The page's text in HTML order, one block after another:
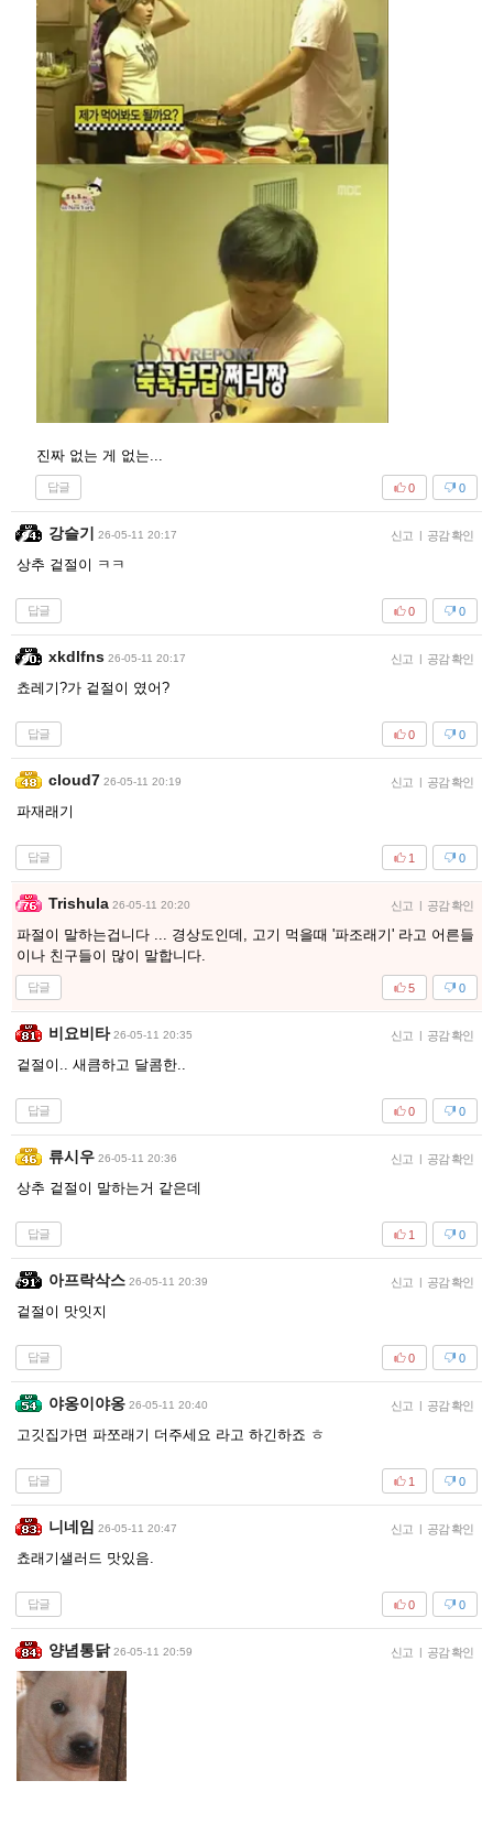
진짜 없는 게 없는...
답글 0
0
강슬기 26-05-11 20:17 신고 | 공감 확인
상추 겉절이 ㅋㅋ
답글 0
0
xkdlfns 26-05-11 20:17 신고 | 공감 확인
쵸레기?가 겉절이 였어?
답글 0
0
cloud7 26-05-11 20:19 신고 | 공감 확인
파재래기
답글 0
1
Trishula 26-05-11 20:20 신고 | 공감 확인
파절이 말하는겁니다 ... 경상도인데, 고기 먹을때 '파조래기' 라고 어른들
이나 친구들이 많이 말합니다.
답글 0
5
비요비타 26-05-11 20:35 신고 | 공감 확인
겉절이.. 새큼하고 달콤한..
답글 0
0
류시우 26-05-11 20:36 신고 | 공감 확인
상추 겉절이 말하는거 같은데
답글 0
1
아프락삭스 26-05-11 20:39 신고 | 공감 확인
겉절이 맛잇지
답글 0
0
야옹이야옹 26-05-11 20:40 신고 | 공감 확인
고깃집가면 파쪼래기 더주세요 라고 하긴하죠 ㅎ
답글 0
1
니네임 26-05-11 20:47 신고 | 공감 확인
쵸래기샐러드 맛있음.
답글 0
0
양념통닭 26-05-11 20:59 신고 | 공감 확인